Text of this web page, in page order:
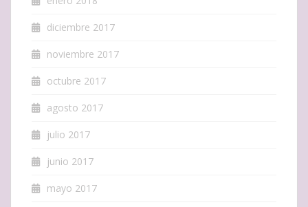
diciembre 2017
noviembre 2017
octubre 2017
agosto 2017
julio 2017
junio 2017
mayo 2017